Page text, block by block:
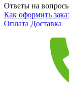
Ответы на
Как оформить
Оплата Доставка